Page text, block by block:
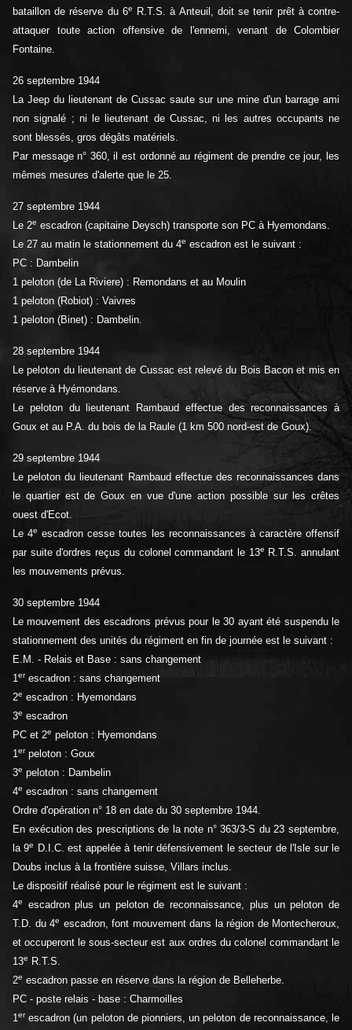
bataillon de réserve du 6e
R.T.S. à Anteuil, doit se tenir prêt à contre-
attaquer toute action offensive de l'ennemi, venant de Colombier
Fontaine.
26 septembre 1944
La Jeep du lieutenant de Cussac saute sur une mine d'un barrage ami
non signalé ; ni le lieutenant de Cussac, ni les autres occupants ne
sont blessés, gros dégâts matériels.
Par message n° 360, il est ordonné au régiment de prendre ce jour, les
mêmes mesures d'alerte que le 25.
27 septembre 1944
Le 2e escadron (capitaine Deysch) transporte son PC à Hyemondans.
Le 27 au matin le stationnement du 4e escadron est le suivant :
PC : Dambelin
1 peloton (de La Riviere) : Remondans et au Moulin
1 peloton (Robiot) : Vaivres
1 peloton (Binet) : Dambelin.
28 septembre 1944
Le peloton du lieutenant de Cussac est relevé du Bois Bacon et mis en
réserve à Hyémondans.
Le peloton du lieutenant Rambaud effectue des reconnaissances à
Goux et au P.A. du bois de la Raule (1 km 500 nord-est de Goux).
29 septembre 1944
Le peloton du lieutenant Rambaud effectue des reconnaissances dans
le quartier est de Goux en vue d'une action possible sur les crêtes
ouest d'Ecot.
Le 4e escadron cesse toutes les reconnaissances à caractère offensif
par suite d'ordres reçus du colonel commandant le 13e
R.T.S. annulant
les mouvements prévus.
30 septembre 1944
Le mouvement des escadrons prévus pour le 30 ayant été suspendu le
stationnement des unités du régiment en fin de journée est le suivant :
E.M. - Relais et Base : sans changement
1erescadron : sans changement
2e escadron : Hyemondans
3e escadron
PC et 2e peloton : Hyemondans
1erpeloton : Goux
3e peloton : Dambelin
4e escadron : sans changement
Ordre d'opération n° 18 en date du 30 septembre 1944.
En exécution des prescriptions de la note n° 363/3-S du 23 septembre,
la 9e
D.I.C. est appelée à tenir défensivement le secteur de l'Isle sur le
Doubs inclus à la frontière suisse, Villars inclus.
Le dispositif réalisé pour le régiment est le suivant :
4e
escadron plus un peloton de reconnaissance, plus un peloton de
T.D. du 4e escadron, font mouvement dans la région de Montecheroux,
et occuperont le sous-secteur est aux ordres du colonel commandant le
13e
R.T.S.
2e escadron passe en réserve dans la région de Belleherbe.
PC - poste relais - base : Charmoilles
1erescadron (un peloton de pionniers, un peloton de reconnaissance, le